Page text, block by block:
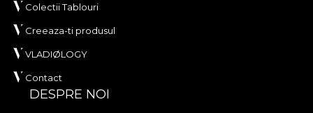
Colectii Tablouri
Creeaza-ti produsul
VLADIØLOGY
Contact
DESPRE NOI